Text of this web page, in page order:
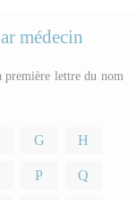
médecin
première lettre du nom
G H
P Q